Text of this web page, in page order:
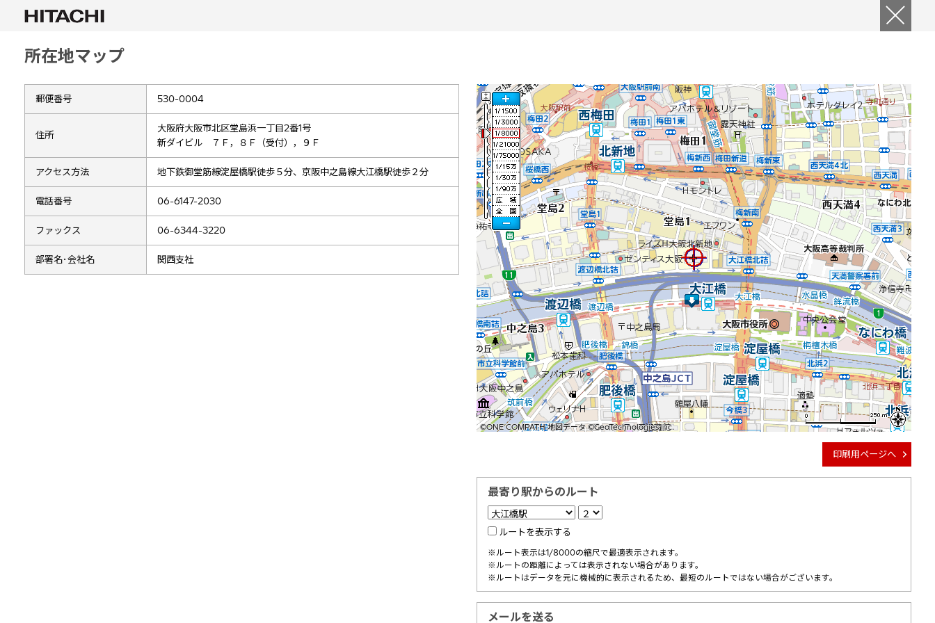
所在地マップ
郵便番号 530-0004
住所
大阪府大阪市北区堂島浜一丁目2番1号
新ダイビル ７Ｆ，８Ｆ（受付），９Ｆ
アクセス方法 地下鉄御堂筋線淀屋橋駅徒歩５分、京阪中之島線大江橋駅徒歩２分
電話番号 06-6147-2030
ファックス 06-6344-3220
部署名･会社名 関西支社
©ONE COMPATH 地図データ ©GeoTechnologies Inc.
©ONE COMPATH 地図データ ©GeoTechnologies Inc.
©ONE COMPATH 地図データ ©GeoTechnologies Inc.
©ONE COMPATH 地図データ ©GeoTechnologies Inc.
©ONE COMPATH 地図データ ©GeoTechnologies Inc.
©ONE COMPATH 地図データ ©GeoTechnologies Inc.
©ONE COMPATH 地図データ ©GeoTechnologies Inc.
©ONE COMPATH 地図データ ©GeoTechnologies Inc.
©ONE COMPATH 地図データ ©GeoTechnologies Inc.
印刷用ページへ
最寄り駅からのルート
ルートを表示する
※ルート表示は1/8000の縮尺で最適表示されます。
※ルートの距離によっては表示されない場合があります。
※ルートはデータを元に機械的に表示されるため、最短のルートではない場合がございます。
メールを送る